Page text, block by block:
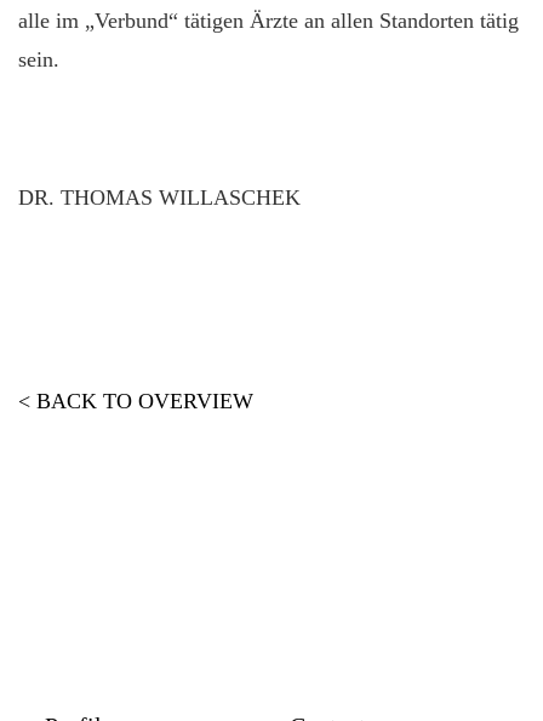
alle im „Verbund“ tätigen Ärzte an allen Standorten tätig
sein.
DR. THOMAS WILLASCHEK
< BACK TO OVERVIEW